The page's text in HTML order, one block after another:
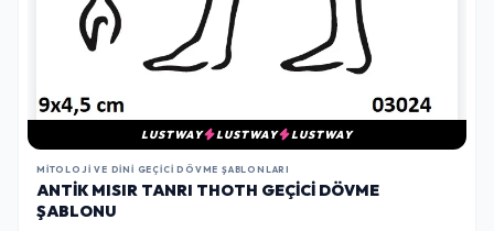
LUSTWAY LUSTWAY LUSTWAY
MITOLOJI VE DINI GEÇICI DÖVME ŞABLONLARI
ANTIK MISIR TANRI THOTH GEÇICI DÖVME
ŞABLONU